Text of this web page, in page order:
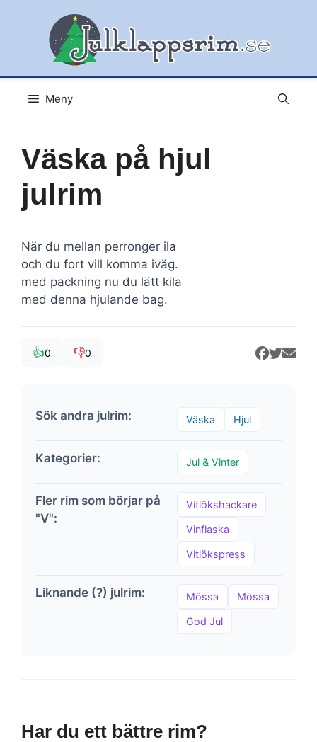
Meny
Väska på hjul
julrim
När du mellan perronger ila
och du fort vill komma iväg.
med packning nu du lätt kila
med denna hjulande bag.
👍0 👎0
Sök andra julrim: Väska Hjul
Kategorier: Jul & Vinter
Fler rim som börjar på
"V":
Vitlökshackare
Vinflaska
Vitlökspress
Liknande (?) julrim: Mössa Mössa
God Jul
Har du ett bättre rim?